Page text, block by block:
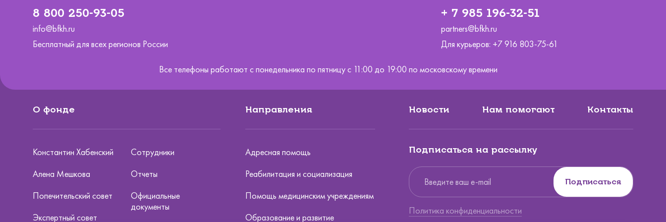
8 800 250-93-05
info@bfkh.ru
Бесплатный для всех регионов России
+ 7 985 196-32-51
partners@bfkh.ru
Для курьеров: +7 916 803-75-61
Все телефоны работают с понедельника по пятницу с 11:00 до 19:00 по московскому времени
О фонде
Константин Хабенский
Алена Мешкова
Попечительский совет
Экспертный совет
Сотрудники
Отчеты
Официальные
документы
Направления
Адресная помощь
Реабилитация и социализация
Помощь медицинским учреждениям
Образование и развитие
Новости Нам помогают Контакты
Подписаться на рассылку
Подписаться
Политика конфиденциальности